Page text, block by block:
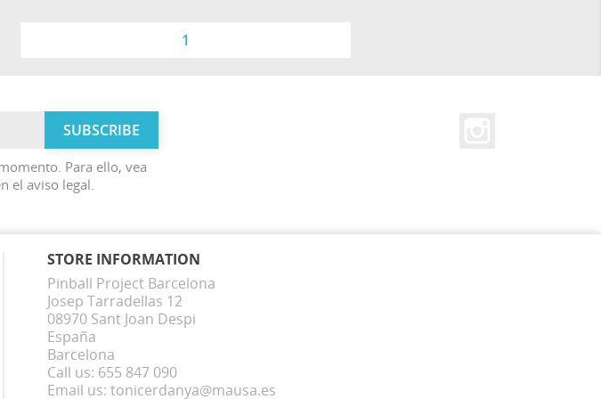
1
Para ello, vea
el aviso legal.
STORE INFORMATION
Pinball Project Barcelona
Josep Tarradellas 12
08970 Sant Joan Despi
España
Barcelona
Call us: 655 847 090
Email us: tonicerdanya@mausa.es